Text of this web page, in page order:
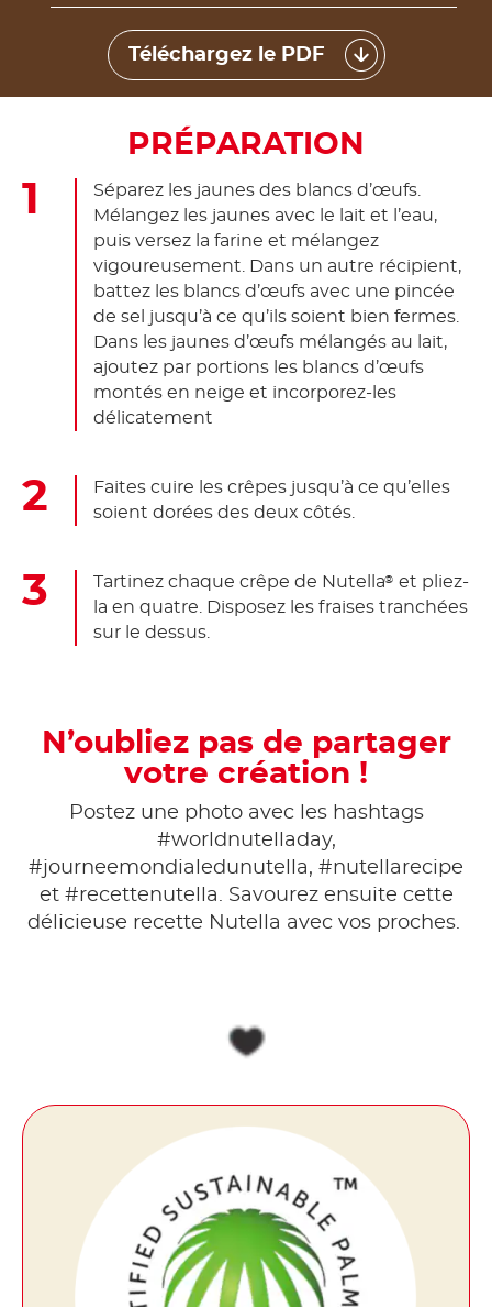
Téléchargez le PDF
PRÉPARATION
Séparez les jaunes des blancs d’œufs.
Mélangez les jaunes avec le lait et l’eau,
puis versez la farine et mélangez
vigoureusement. Dans un autre récipient,
battez les blancs d’œufs avec une pincée
de sel jusqu’à ce qu’ils soient bien fermes.
Dans les jaunes d’œufs mélangés au lait,
ajoutez par portions les blancs d’œufs
montés en neige et incorporez-les
délicatement
Faites cuire les crêpes jusqu’à ce qu’elles
soient dorées des deux côtés.
Tartinez chaque crêpe de Nutella® et pliez-
la en quatre. Disposez les fraises tranchées
sur le dessus.
N’oubliez pas de partager
votre création !
Postez une photo avec les hashtags
#worldnutelladay,
#journeemondialedunutella, #nutellarecipe
et #recettenutella. Savourez ensuite cette
délicieuse recette Nutella avec vos proches.